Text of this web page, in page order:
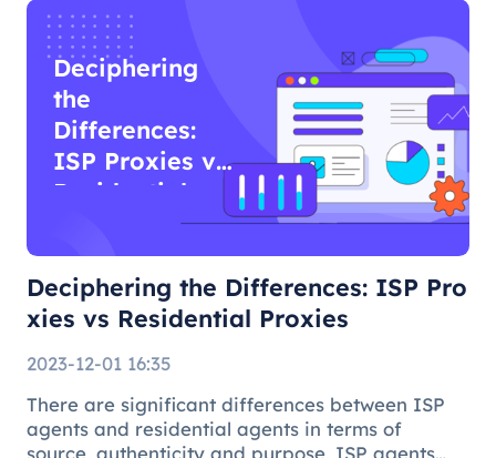
Deciphering
the
Differences:
ISP Proxies vs
Residential
Deciphering the Differences: ISP Pro
xies vs Residential Proxies
2023-12-01 16:35
There are significant differences between ISP
agents and residential agents in terms of
source, authenticity and purpose, ISP agents